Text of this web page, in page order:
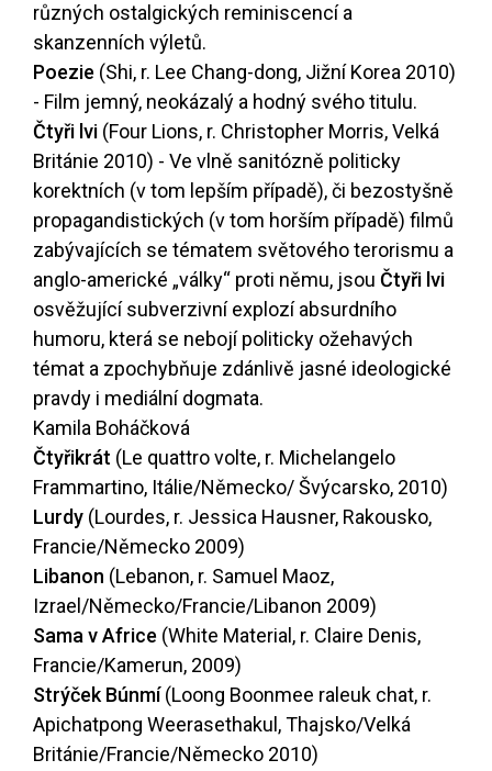
různých ostalgických reminiscencí a
skanzenních výletů.
Poezie (Shi, r. Lee Chang-dong, Jižní Korea 2010)
- Film jemný, neokázalý a hodný svého titulu.
Čtyři lvi (Four Lions, r. Christopher Morris, Velká
Británie 2010) - Ve vlně sanitózně politicky
korektních (v tom lepším případě), či bezostyšně
propagandistických (v tom horším případě) filmů
zabývajících se tématem světového terorismu a
anglo-americké „války“ proti němu, jsou Čtyři lvi
osvěžující subverzivní explozí absurdního
humoru, která se nebojí politicky ožehavých
témat a zpochybňuje zdánlivě jasné ideologické
pravdy i mediální dogmata.
Kamila Boháčková
Čtyřikrát (Le quattro volte, r. Michelangelo
Frammartino, Itálie/Německo/ Švýcarsko, 2010)
Lurdy (Lourdes, r. Jessica Hausner, Rakousko,
Francie/Německo 2009)
Libanon (Lebanon, r. Samuel Maoz,
Izrael/Německo/Francie/Libanon 2009)
Sama v Africe (White Material, r. Claire Denis,
Francie/Kamerun, 2009)
Strýček Búnmí(Loong Boonmee raleuk chat, r.
Apichatpong Weerasethakul, Thajsko/Velká
Británie/Francie/Německo 2010)